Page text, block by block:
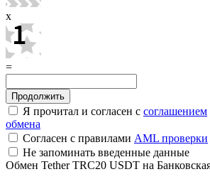
x
=
Я прочитал и согласен с соглашением
обмена
Согласен с правилами AML проверки
Не запоминать введенные данные
Обмен Tether TRC20 USDT на